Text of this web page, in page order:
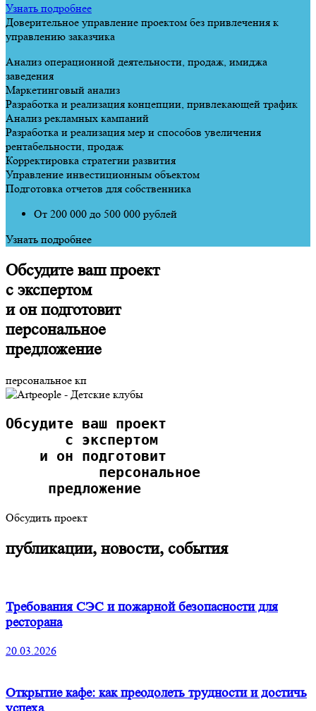
Узнать подробнее
Доверительное управление проектом без привлечения к
управлению заказчика
Анализ операционной деятельности, продаж, имиджа
заведения
Маркетинговый анализ
Разработка и реализация концепции, привлекающей трафик
Анализ рекламных кампаний
Разработка и реализация мер и способов увеличения
рентабельности, продаж
Корректировка стратегии развития
Управление инвестиционным объектом
Подготовка отчетов для собственника
От 200 000 до 500 000 рублей
Узнать подробнее
Обсудите ваш проект
с экспертом
и он подготовит
персональное
предложение
персональное кп
Обсудите ваш проект
       с экспертом
    и он подготовит
           персональное
     предложение
Обсудить проект
публикации, новости, события
Требования СЭС и пожарной безопасности для
ресторана
20.03.2026
Открытие кафе: как преодолеть трудности и достичь